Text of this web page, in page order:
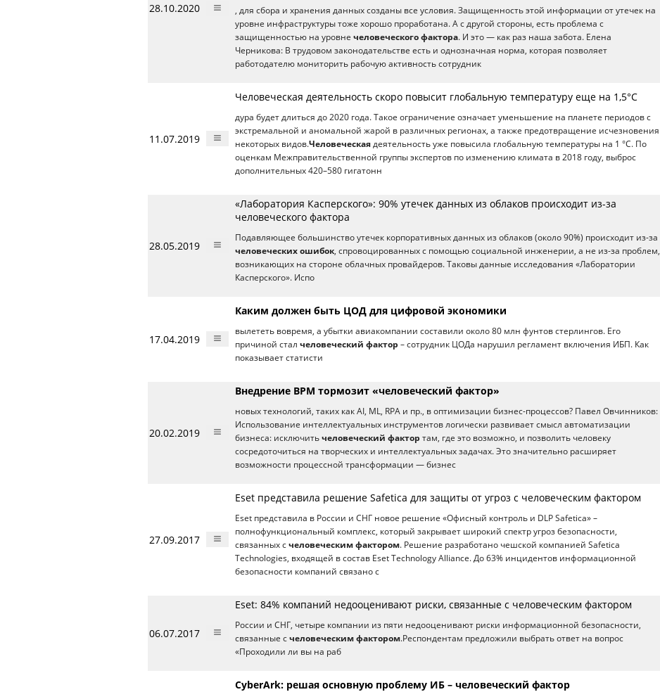
28.10.2020
, для сбора и хранения данных созданы все условия. Защищенность этой информации от утечек на
уровне инфраструктуры тоже хорошо проработана. А с другой стороны, есть проблема с
защищенностью на уровне человеческого фактора. И это — как раз наша забота. Елена
Черникова: В трудовом законодательстве есть и однозначная норма, которая позволяет
работодателю мониторить рабочую активность сотрудник
11.07.2019
Человеческая деятельность скоро повысит глобальную температуру еще на 1,5°С
дура будет длиться до 2020 года. Такое ограничение означает уменьшение на планете периодов с
экстремальной и аномальной жарой в различных регионах, а также предотвращение исчезновения
некоторых видов.Человеческая деятельность уже повысила глобальную температуры на 1 °С. По
оценкам Межправительственной группы экспертов по изменению климата в 2018 году, выброс
дополнительных 420–580 гигатонн
28.05.2019
«Лаборатория Касперского»: 90% утечек данных из облаков происходит из-за
человеческого фактора
Подавляющее большинство утечек корпоративных данных из облаков (около 90%) происходит из-за
человеческих ошибок, спровоцированных с помощью социальной инженерии, а не из-за проблем,
возникающих на стороне облачных провайдеров. Таковы данные исследования «Лаборатории
Касперского». Испо
17.04.2019
Каким должен быть ЦОД для цифровой экономики
вылететь вовремя, а убытки авиакомпании составили около 80 млн фунтов стерлингов. Его
причиной стал человеческий фактор – сотрудник ЦОДа нарушил регламент включения ИБП. Как
показывает статисти
20.02.2019
Внедрение BPM тормозит «человеческий фактор»
новых технологий, таких как AI, ML, RPA и пр., в оптимизации бизнес-процессов? Павел Овчинников:
Использование интеллектуальных инструментов логически развивает смысл автоматизации
бизнеса: исключить человеческий фактор там, где это возможно, и позволить человеку
сосредоточиться на творческих и интеллектуальных задачах. Это значительно расширяет
возможности процессной трансформации — бизнес
27.09.2017
Eset представила решение Safetica для защиты от угроз с человеческим фактором
Eset представила в России и СНГ новое решение «Офисный контроль и DLP Safetica» –
полнофункциональный комплекс, который закрывает широкий спектр угроз безопасности,
связанных с человеческим фактором. Решение разработано чешской компанией Safetica
Technologies, входящей в состав Eset Technology Alliance. До 63% инцидентов информационной
безопасности компаний связано с
06.07.2017
Eset: 84% компаний недооценивают риски, связанные с человеческим фактором
России и СНГ, четыре компании из пяти недооценивают риски информационной безопасности,
связанные с человеческим фактором.Респондентам предложили выбрать ответ на вопрос
«Проходили ли вы на раб
CyberArk: решая основную проблему ИБ – человеческий фактор